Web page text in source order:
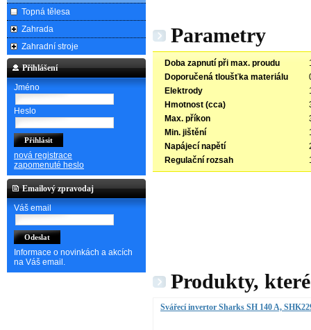
Parametry
Doba zapnutí při max. proudu
Doporučená tloušťka materiálu
Elektrody
Hmotnost (cca)
Max. příkon
Min. jištění
Napájecí napětí
Regulační rozsah
Produkty,
Svářecí invertor Sharks SH 140 A,
Topná tělesa
Zahrada
Zahradní stroje
Přihlášení
Jméno
Heslo
nová registrace
zapomenuté heslo
Emailový zpravodaj
Váš email
Informace o novinkách a akcích
na Váš email.